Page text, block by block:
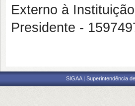
Externo à
Presidente -
SIGAA | Superintendência